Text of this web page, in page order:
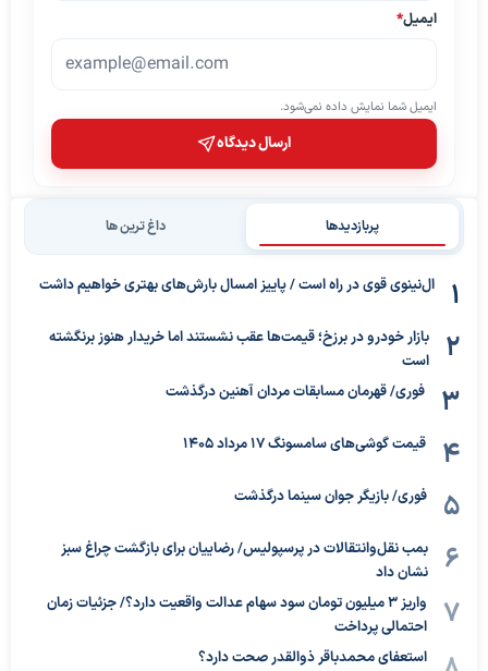
ایمیل*
ایمیل شما نمایش داده نمی‌شود.
ارسال دیدگاه
پربازدیدها داغ ترین ها
ال‌نینوی قوی در راه است / پاییز امسال بارش‌های بهتری خواهیم داشت
بازار خودرو در برزخ؛ قیمت‌ها عقب نشستند اما خریدار هنوز برنگشته
است
فوری/ قهرمان مسابقات مردان آهنین درگذشت
قیمت گوشی‌های سامسونگ 17 مرداد 1405
فوری/ بازیگر جوان سینما درگذشت
بمب نقل‌وانتقالات در پرسپولیس/ رضاییان برای بازگشت چراغ سبز
نشان داد
واریز ۳ میلیون تومان سود سهام عدالت واقعیت دارد؟/ جزئیات زمان
احتمالی پرداخت
استعفای محمدباقر ذوالقدر صحت دارد؟